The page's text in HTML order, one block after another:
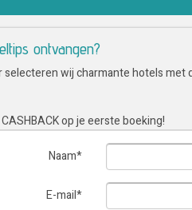
ontvangen?
selecteren wij charmante hotels
op je eerste boeking!
Naam*
E-mail*